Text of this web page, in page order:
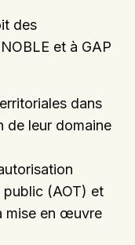
des
et à GAP
dans
de leur domaine
public (AOT) et
mise en œuvre